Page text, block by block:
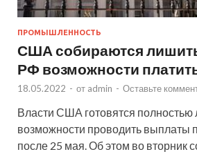
ПРОМЫШЛЕННОСТЬ
США собираются
РФ возможности
18.05.2022 - от admin - Оставьте
Власти США готовятся
возможности проводить выплаты
после 25 мая. Об этом во вторник